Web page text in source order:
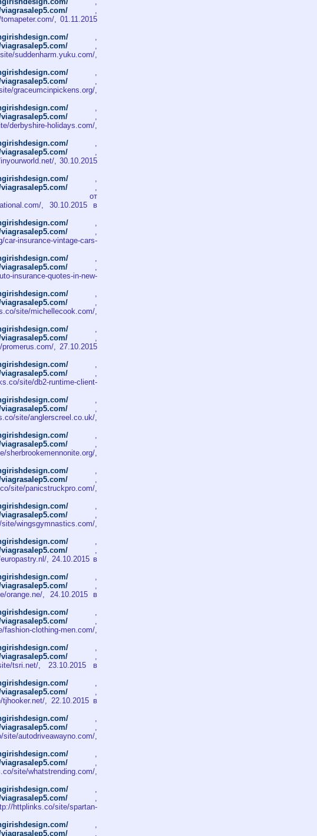
,
, 01.11.2015
,
,
suddenharm.yuku.com/,
,
,
graceumcinpickens.org/,
,
,
holidays.com/,
,
,
, 30.10.2015
,
,
, 30.10.2015 в
,
,
insurance-vintage-cars-
,
,
insurance-quotes-in-new-
,
,
michellecook.com/,
,
,
, 27.10.2015
,
,
db2-runtime-client-
,
,
anglerscreel.co.uk/,
,
,
,
,
,
panicstruckpro.com/,
,
,
wingsgymnastics.com/,
,
,
, 24.10.2015 в
,
,
orange.ne/, 24.10.2015 в
,
,
clothing-men.com/,
,
,
tsri.net/, 23.10.2015 в
,
,
, 22.10.2015 в
,
,
autodriveawayno.com/,
,
,
whatstrending.com/,
,
,
site/spartan-
,
,